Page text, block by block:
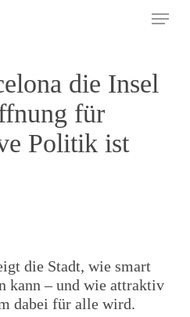
Menu
die Insel
für
Politik ist
die Stadt, wie smart
kann – und wie attraktiv
dabei für alle wird.